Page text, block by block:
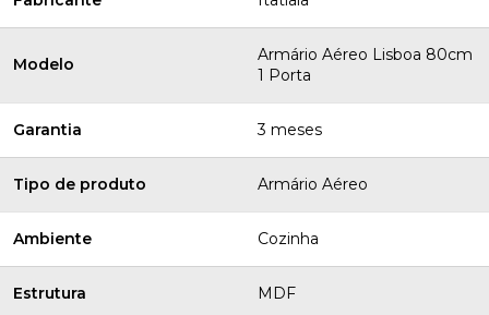
Modelo
Armário Aéreo Lisboa 80cm
1 Porta
Garantia 3 meses
Tipo de produto Armário Aéreo
Ambiente Cozinha
Estrutura MDF